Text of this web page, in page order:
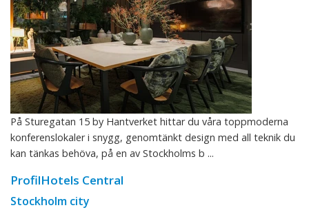
På Sturegatan 15 by Hantverket hittar du våra toppmoderna
konferenslokaler i snygg, genomtänkt design med all teknik du
kan tänkas behöva, på en av Stockholms b ...
ProfilHotels Central
Stockholm city